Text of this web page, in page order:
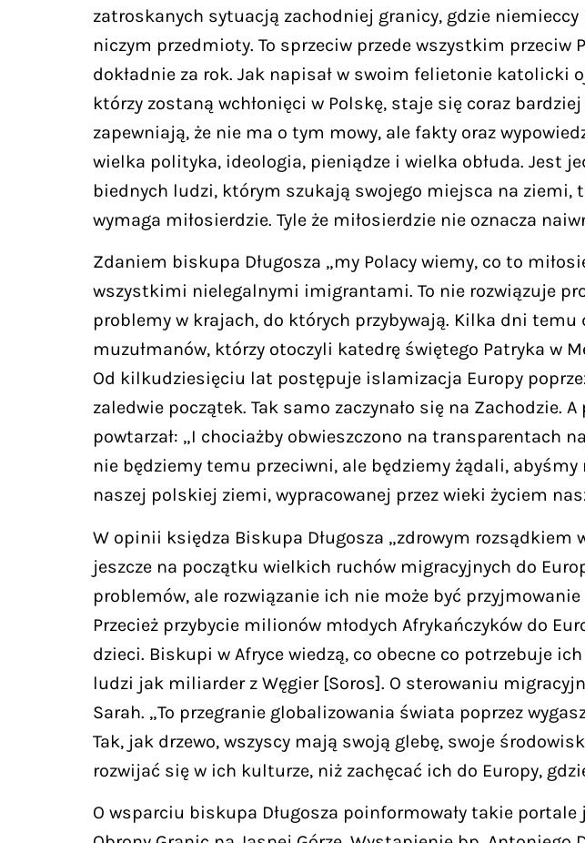
zatroskanych sytuacją zachodniej granicy, gdzie
niczym przedmioty. To sprzeciw przede wszystkim
dokładnie za rok. Jak napisał w swoim felietonie katolicki
którzy zostaną wchłonięci w Polskę, staje się coraz
zapewniają, że nie ma o tym mowy, ale fakty oraz
wielka polityka, ideologia, pieniądze i wielka obłuda. Jest
biednych ludzi, którym szukają swojego miejsca na ziemi,
wymaga miłosierdzie. Tyle że miłosierdzie nie oznacza
Zdaniem biskupa Długosza „my Polacy wiemy, co to
wszystkimi nielegalnymi imigrantami. To nie rozwiązuje
problemy w krajach, do których przybywają. Kilka dni
muzułmanów, którzy otoczyli katedrę świętego Patryka
Od kilkudziesięciu lat postępuje islamizacja Europy
zaledwie początek. Tak samo zaczynało się na Zachodzie.
powtarzał: „I chociażby obwieszczono na transparentach
nie będziemy temu przeciwni, ale będziemy żądali,
naszej polskiej ziemi, wypracowanej przez wieki życiem
W opinii księdza Biskupa Długosza „zdrowym
jeszcze na początku wielkich ruchów migracyjnych do
problemów, ale rozwiązanie ich nie może być
Przecież przybycie milionów młodych Afrykańczyków do
dzieci. Biskupi w Afryce wiedzą, co obecne co potrzebuje
ludzi jak miliarder z Węgier [Soros]. O sterowaniu
Sarah. „To przegranie globalizowania świata poprzez
Tak, jak drzewo, wszyscy mają swoją glebę, swoje
rozwijać się w ich kulturze, niż zachęcać ich do Europy,
O wsparciu biskupa Długosza poinformowały takie